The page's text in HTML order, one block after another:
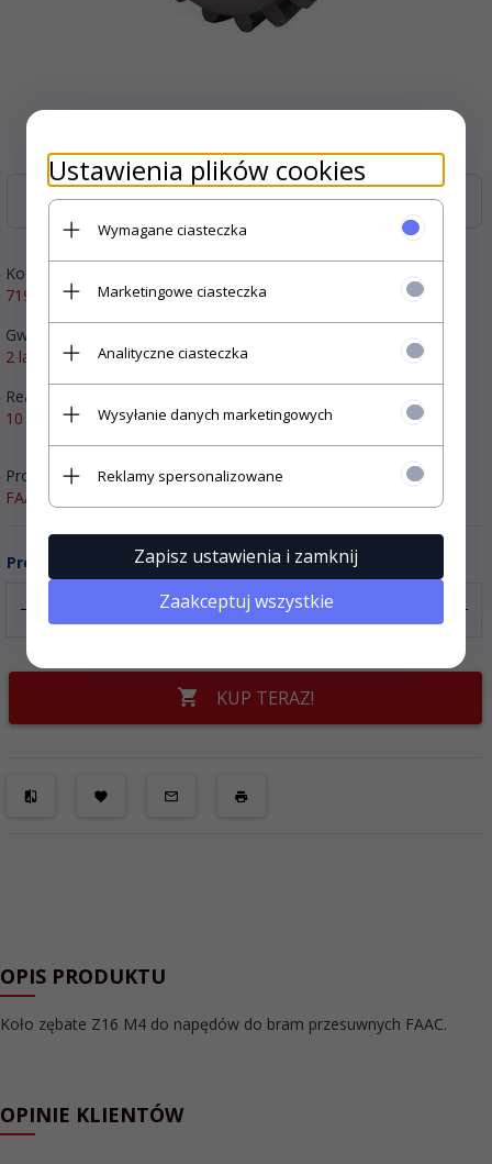
Zasoby dotyczące bezpieczeństwa i produktów
Kod producenta:
719130
Gwarancja:
2 lat
Realizacja zamówienia:
10 dni
Producent:
FAAC
Produkt dostępny na zamówienie
KUP TERAZ!
OPIS PRODUKTU
Koło zębate Z16 M4 do napędów do bram przesuwnych FAAC.
OPINIE KLIENTÓW
Ustawienia plików cookies
Wymagane ciasteczka
Marketingowe ciasteczka
Analityczne ciasteczka
Wysyłanie danych marketingowych
Reklamy spersonalizowane
Zapisz ustawienia i zamknij
Zaakceptuj wszystkie